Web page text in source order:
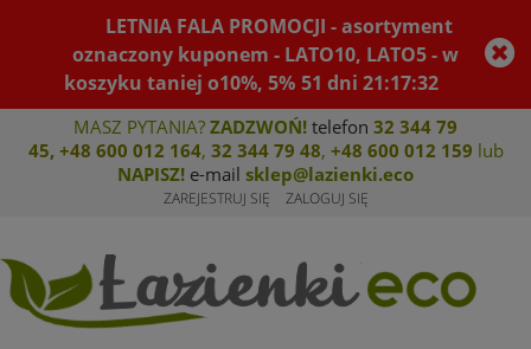
LETNIA FALA PROMOCJI - asortyment
oznaczony kuponem - LATO10, LATO5 - w
koszyku taniej o10%, 5% 51 dni21:17:32
MASZ PYTANIA? ZADZWOŃ! telefon 32 344 79
45, +48 600 012 164, 32 344 79 48, +48 600 012 159 lub
NAPISZ! e-mail sklep@lazienki.eco
ZAREJESTRUJ SIĘ ZALOGUJ SIĘ